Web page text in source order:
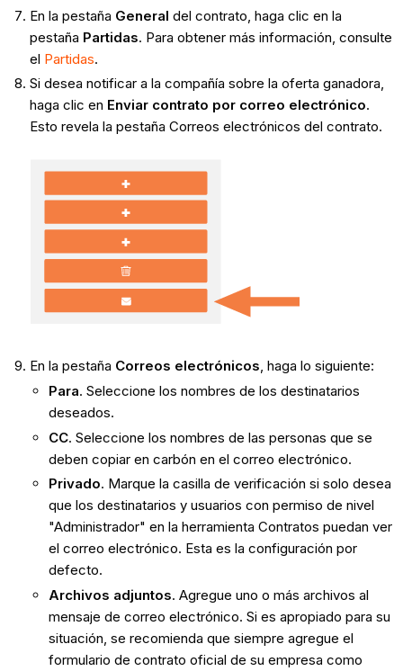
En la pestaña General del contrato, haga clic en la
pestaña Partidas. Para obtener más información, consulte
el Partidas.
Si desea notificar a la compañía sobre la oferta ganadora,
haga clic en Enviar contrato por correo electrónico.
Esto revela la pestaña Correos electrónicos del contrato.
En la pestaña Correos electrónicos, haga lo siguiente:
Para. Seleccione los nombres de los destinatarios
deseados.
CC. Seleccione los nombres de las personas que se
deben copiar en carbón en el correo electrónico.
Privado. Marque la casilla de verificación si solo desea
que los destinatarios y usuarios con permiso de nivel
"Administrador" en la herramienta Contratos puedan ver
el correo electrónico. Esta es la configuración por
defecto.
Archivos adjuntos. Agregue uno o más archivos al
mensaje de correo electrónico. Si es apropiado para su
situación, se recomienda que siempre agregue el
formulario de contrato oficial de su empresa como